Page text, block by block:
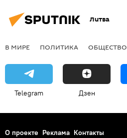
Литва
В МИРЕ ПОЛИТИКА ОБЩЕСТВО
Telegram Дзен
О проекте Реклама Контакты